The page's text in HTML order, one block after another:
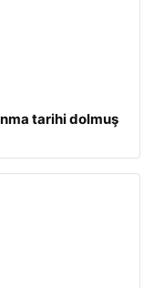
tarihi dolmuş